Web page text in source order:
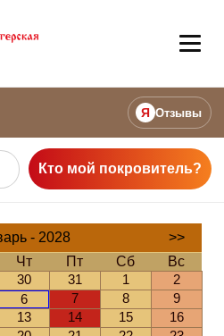
Я Отзывы
Кто мой покровитель?
- 2028
>>
Чт Пт Сб
Вс
30 31 1
2
6 7 8
9
13 14 15
16